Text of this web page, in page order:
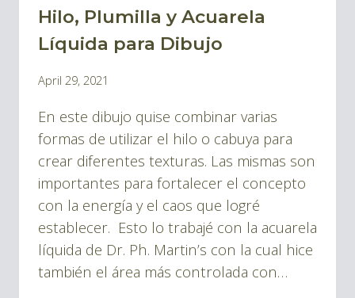
BLOG
|
TINTA
DIBUJOS
Hilo, Plumilla y Acuarela
Líquida para Dibujo
By
Montes
April 29, 2021
En este dibujo quise combinar varias
formas de utilizar el hilo o cabuya para
crear diferentes texturas. Las mismas son
importantes para fortalecer el concepto
con la energía y el caos que logré
establecer. Esto lo trabajé con la acuarela
líquida de Dr. Ph. Martin’s con la cual hice
también el área más controlada con…